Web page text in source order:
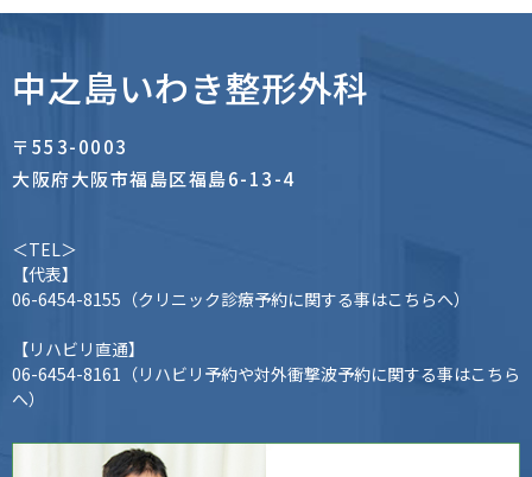
中之島いわき整形外科
〒553-0003
大阪府大阪市福島区福島6-13-4
＜TEL＞
【代表】
06-6454-8155 （クリニック診療予約に関する事はこちらへ）
【リハビリ直通】
06-6454-8161 （リハビリ予約や対外衝撃波予約に関する事はこちら
へ）